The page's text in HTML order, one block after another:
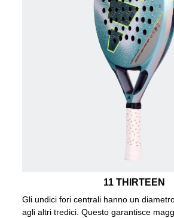
11 THIRTEEN
Gli undici fori centrali hanno un
agli altri tredici. Questo garantisce